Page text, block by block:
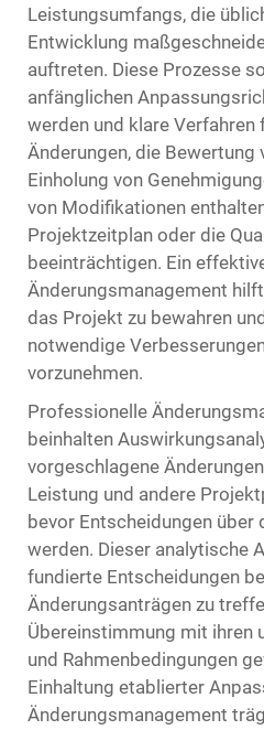
Leistungsumfangs, die
Entwicklung
auftreten. Diese Prozesse
anfänglichen
werden und klare Verfahren
Änderungen, die Bewertung
Einholung von
von Modifikationen
Projektzeitplan oder die
beeinträchtigen. Ein
Änderungsmanagement
das Projekt zu bewahren
notwendige
vorzunehmen.
Professionelle
beinhalten
vorgeschlagene
Leistung und andere
bevor Entscheidungen
werden. Dieser analytische
fundierte Entscheidungen
Änderungsanträgen zu
Übereinstimmung mit ihren
und Rahmenbedingungen
Einhaltung etablierter
Änderungsmanagement